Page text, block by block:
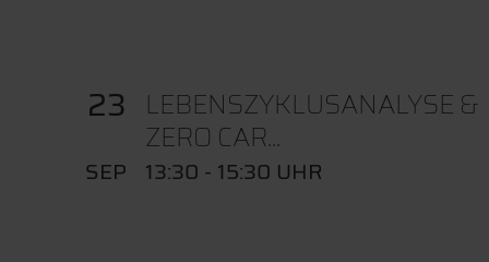
23 LEBENSZYKLUSANALYSE &
ZERO CAR...
SEP 13:30 - 15:30 UHR